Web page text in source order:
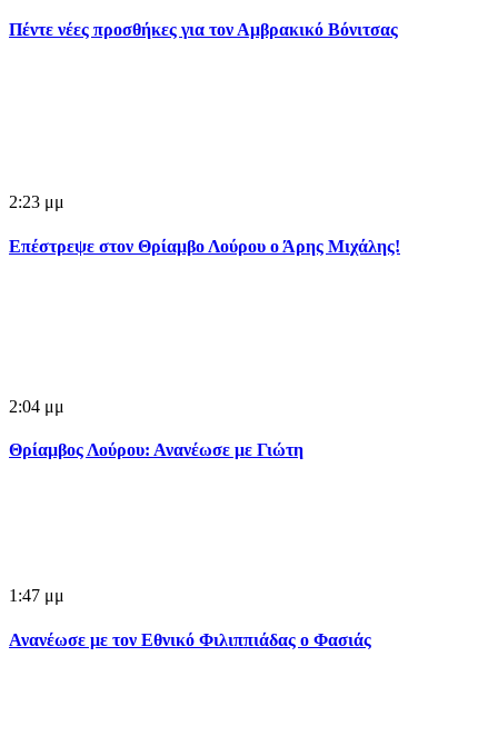
Πέντε νέες προσθήκες για τον Αμβρακικό Βόνιτσας
2:23 μμ
Επέστρεψε στον Θρίαμβο Λούρου ο Άρης Μιχάλης!
2:04 μμ
Θρίαμβος Λούρου: Ανανέωσε με Γιώτη
1:47 μμ
Ανανέωσε με τον Εθνικό Φιλιππιάδας ο Φασιάς